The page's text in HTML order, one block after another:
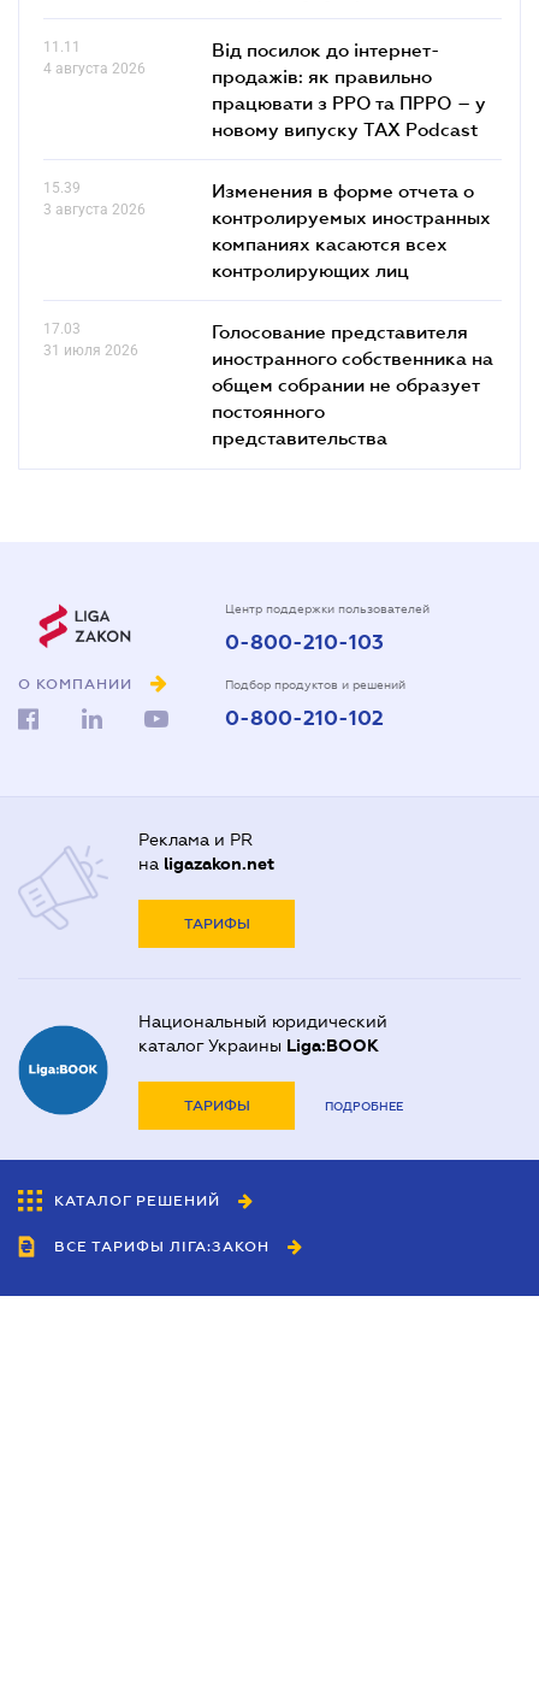
11.11
4 августа 2026
Від посилок до інтернет-
продажів: як правильно
працювати з РРО та ПРРО – у
новому випуску TAX Podcast
15.39
3 августа 2026
Изменения в форме отчета о
контролируемых иностранных
компаниях касаются всех
контролирующих лиц
17.03
31 июля 2026
Голосование представителя
иностранного собственника на
общем собрании не образует
постоянного
представительства
О КОМПАНИИ
Центр поддержки пользователей
0-800-210-103
Подбор продуктов и решений
0-800-210-102
Реклама и PR
на ligazakon.net
ТАРИФЫ
Национальный юридический
каталог Украины Liga:BOOK
ТАРИФЫ ПОДРОБНЕЕ
КАТАЛОГ РЕШЕНИЙ
ВСЕ ТАРИФЫ ЛІГА:ЗАКОН